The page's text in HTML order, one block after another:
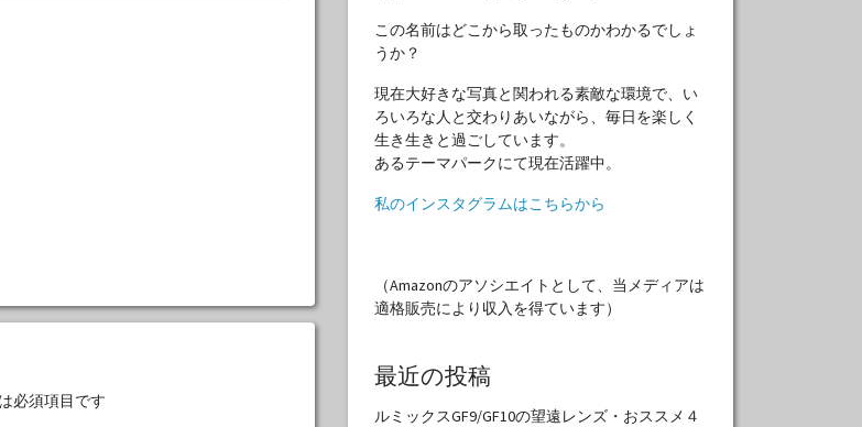
必須項目です
この名前はどこから取ったものかわかるでしょ
うか？
現在大好きな写真と関われる素敵な環境で、い
ろいろな人と交わりあいながら、毎日を楽しく
生き生きと過ごしています。
あるテーマパークにて現在活躍中。
私のインスタグラムはこちらから
（Amazonのアソシエイトとして、当メディアは
適格販売により収入を得ています）
最近の投稿
ルミックスGF9/GF10の望遠レンズ・おススメ４